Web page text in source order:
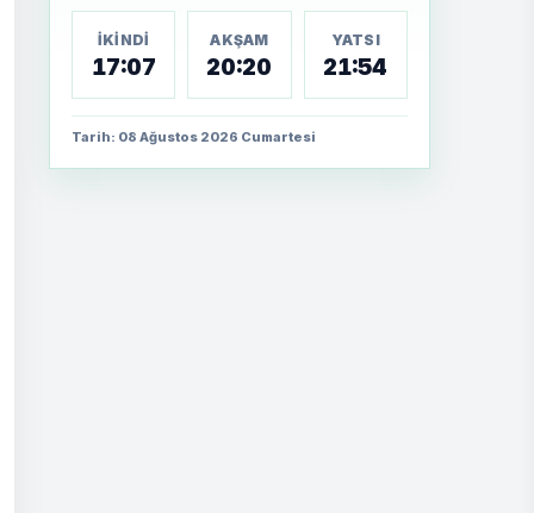
İKINDI
17:07
AKŞAM
20:20
YATSI
21:54
Tarih: 08 Ağustos 2026 Cumartesi